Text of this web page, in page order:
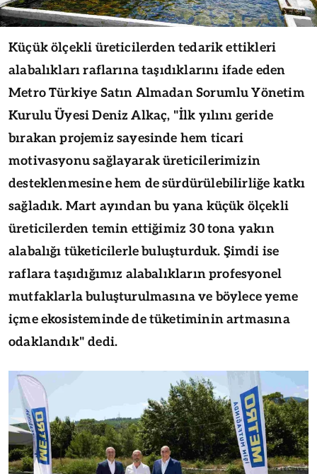
Küçük ölçekli üreticilerden tedarik ettikleri
alabalıkları raflarına taşıdıklarını ifade eden
Metro Türkiye Satın Almadan Sorumlu Yönetim
Kurulu Üyesi Deniz Alkaç, "İlk yılını geride
bırakan projemiz sayesinde hem ticari
motivasyonu sağlayarak üreticilerimizin
desteklenmesine hem de sürdürülebilirliğe katkı
sağladık. Mart ayından bu yana küçük ölçekli
üreticilerden temin ettiğimiz 30 tona yakın
alabalığı tüketicilerle buluşturduk. Şimdi ise
raflara taşıdığımız alabalıkların profesyonel
mutfaklarla buluşturulmasına ve böylece yeme
içme ekosisteminde de tüketiminin artmasına
odaklandık" dedi.